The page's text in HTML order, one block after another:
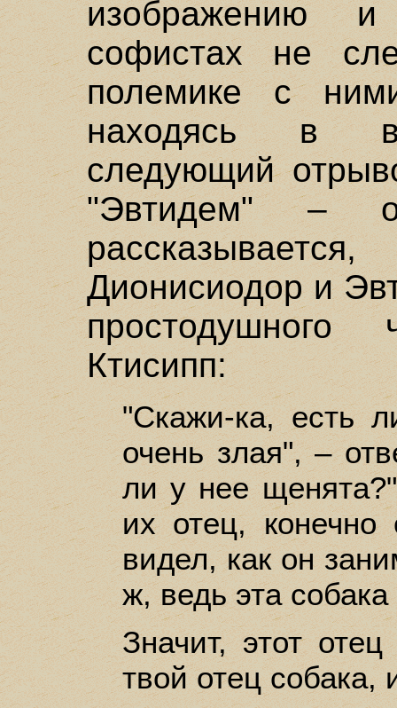
изображению
софистах не
полемике с
находясь в
следующий
"Эвтидем" –
Дионисиодор и
Ктисипп:
"Скажи-ка, есть
очень злая", –
ли у нее
их отец,
видел, как он
ж, ведь эта
Значит, этот
твой отец